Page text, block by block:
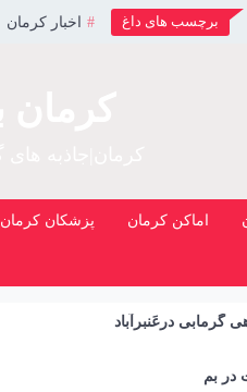
برچسب های داغ اخبار کرمان
اماکن کرمان پزشکان کرمان
گرمابی درعَنبرآباد
بم